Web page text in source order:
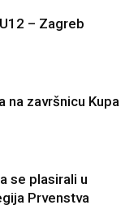
– Zagreb
na završnicu Kupa
se plasirali u
Prvenstva